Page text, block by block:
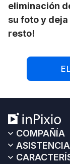
eliminación
su foto y
resto!
COMPAÑÍA
ASISTENCIA